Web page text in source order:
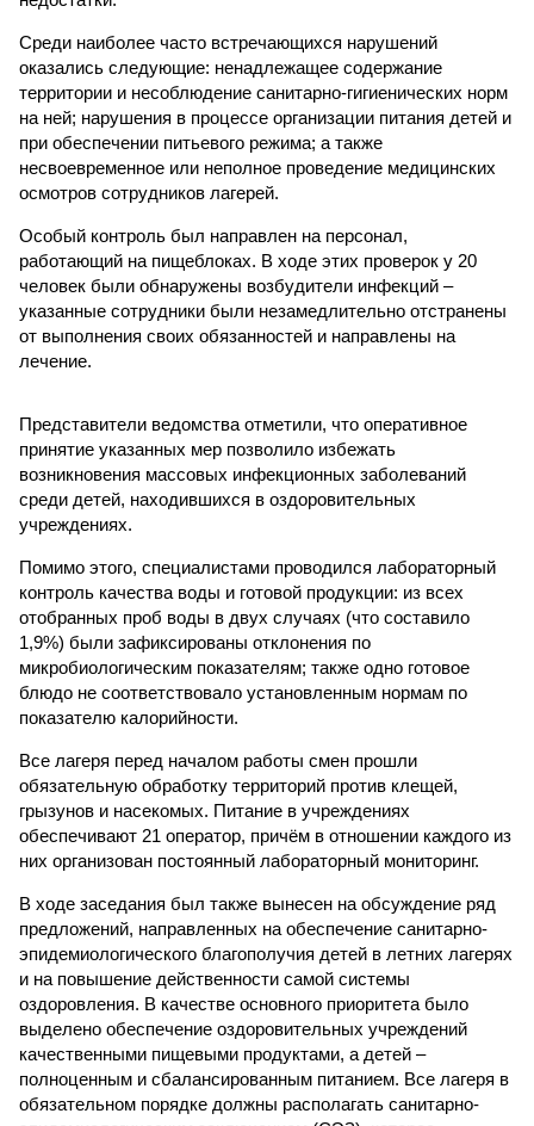
Среди наиболее часто встречающихся нарушений
оказались следующие: ненадлежащее содержание
территории и несоблюдение санитарно-гигиенических норм
на ней; нарушения в процессе организации питания детей и
при обеспечении питьевого режима; а также
несвоевременное или неполное проведение медицинских
осмотров сотрудников лагерей.
Особый контроль был направлен на персонал,
работающий на пищеблоках. В ходе этих проверок у 20
человек были обнаружены возбудители инфекций –
указанные сотрудники были незамедлительно отстранены
от выполнения своих обязанностей и направлены на
лечение.
Представители ведомства отметили, что оперативное
принятие указанных мер позволило избежать
возникновения массовых инфекционных заболеваний
среди детей, находившихся в оздоровительных
учреждениях.
Помимо этого, специалистами проводился лабораторный
контроль качества воды и готовой продукции: из всех
отобранных проб воды в двух случаях (что составило
1,9%) были зафиксированы отклонения по
микробиологическим показателям; также одно готовое
блюдо не соответствовало установленным нормам по
показателю калорийности.
Все лагеря перед началом работы смен прошли
обязательную обработку территорий против клещей,
грызунов и насекомых. Питание в учреждениях
обеспечивают 21 оператор, причём в отношении каждого из
них организован постоянный лабораторный мониторинг.
В ходе заседания был также вынесен на обсуждение ряд
предложений, направленных на обеспечение санитарно-
эпидемиологического благополучия детей в летних лагерях
и на повышение действенности самой системы
оздоровления. В качестве основного приоритета было
выделено обеспечение оздоровительных учреждений
качественными пищевыми продуктами, а детей –
полноценным и сбалансированным питанием. Все лагеря в
обязательном порядке должны располагать санитарно-